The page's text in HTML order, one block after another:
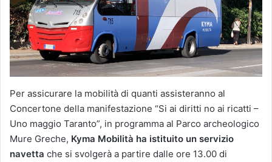
Per assicurare la mobilità di quanti assisteranno al
Concertone della manifestazione “Si ai diritti no ai ricatti –
Uno maggio Taranto”, in programma al Parco archeologico
Mure Greche, Kyma Mobilità ha istituito un servizio
navetta che si svolgerà a partire dalle ore 13.00 di